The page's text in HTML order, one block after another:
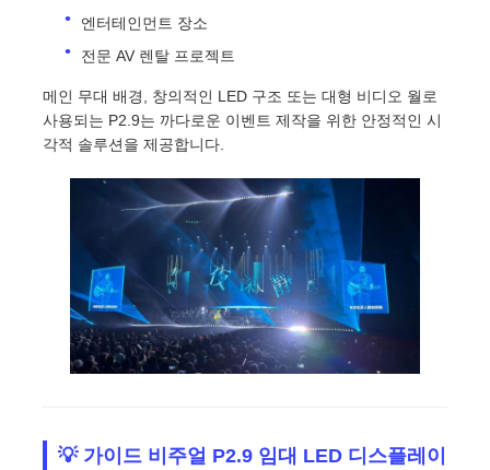
LED 비디오 월 디스플레이
LED 디스플레이 화면
연주회는 스크린을 이끌었습니다
스테이지 LED 화면 임대
투명한 LED 디스플레이
엔터테인먼트 장소
전문 AV ​​렌탈 프로젝트
메인 무대 배경, 창의적인 LED 구조 또는 대형 비디오 월로
사용되는 P2.9는 까다로운 이벤트 제작을 위한 안정적인 시
각적 솔루션을 제공합니다.
💡 가이드 비주얼 P2.9 임대 LED 디스플레이